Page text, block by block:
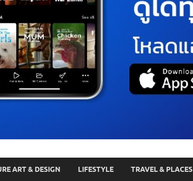
ART & DESIGN LIFESTYLE TRAVEL & PLACES